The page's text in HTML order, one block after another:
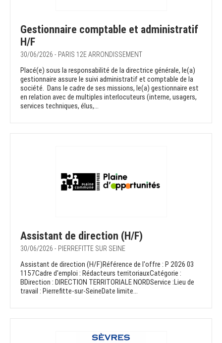
Gestionnaire comptable et administratif
H/F
30/06/2026 - PARIS 12E ARRONDISSEMENT
Placé(e) sous la responsabilité de la directrice générale, le(a)
gestionnaire assure le suivi administratif et comptable de la
société. Dans le cadre de ses missions, le(a) gestionnaire est
en relation avec de multiples interlocuteurs (interne, usagers,
services techniques, élus,...
Assistant de direction (H/F)
30/06/2026 - PIERREFITTE SUR SEINE
Assistant de direction (H/F)Référence de l'offre : P 2026 03
1157Cadre d'emploi : Rédacteurs territoriauxCatégorie :
BDirection : DIRECTION TERRITORIALE NORDService :Lieu de
travail : Pierrefitte-sur-SeineDate limite...